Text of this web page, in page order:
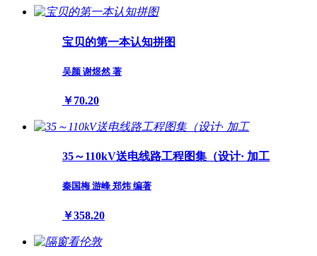
宝贝的第一本认知拼图
吴颜 谢煜然 著
￥70.20
35～110kV送电线路工程图集（设计· 加工
秦国梅 游峰 郑炜 编著
￥358.20